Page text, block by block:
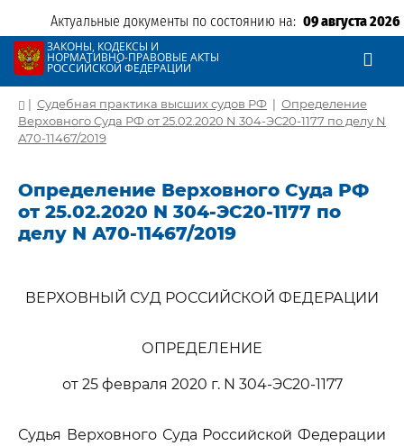
Актуальные документы по состоянию на: 09 августа 2026
ЗАКОНЫ, КОДЕКСЫ И
НОРМАТИВНО-ПРАВОВЫЕ АКТЫ
РОССИЙСКОЙ ФЕДЕРАЦИИ
| Судебная практика высших судов РФ | Определение
Верховного Суда РФ от 25.02.2020 N 304-ЭС20-1177 по делу N
А70-11467/2019
Определение Верховного Суда РФ
от 25.02.2020 N 304-ЭС20-1177 по
делу N А70-11467/2019
ВЕРХОВНЫЙ СУД РОССИЙСКОЙ ФЕДЕРАЦИИ
ОПРЕДЕЛЕНИЕ
от 25 февраля 2020 г. N 304-ЭС20-1177
Судья Верховного Суда Российской Федерации